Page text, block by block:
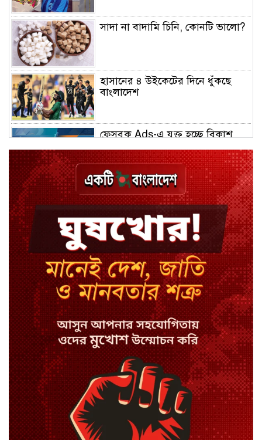
সাদা না বাদামি চিনি, কোনটি ভালো?
হাসানের ৪ উইকেটের দিনে ধুঁকছে
বাংলাদেশ
ফেসবুক Ads-এ যুক্ত হচ্ছে বিকাশ
বিয়ে ভাঙার গুঞ্জনে মুখ খুললেন রণজয়
কেন লিভারপুল ছেড়ে তুরস্কের ক্লাবে
সালাহ
কপিল শর্মার অডিশনে বাদ পড়ার সেই
গল্প
যুক্তরাজ্যে সামাজিকমাধ্যমের কারফিউ
মানছে না কিশোররা
কটাক্ষ আর বিদ্রূপে জমে উঠেছে
ভ্যান্সের রাজনীতি